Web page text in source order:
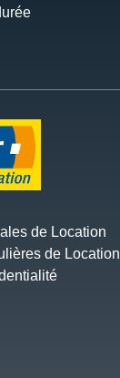
de Location
de Location